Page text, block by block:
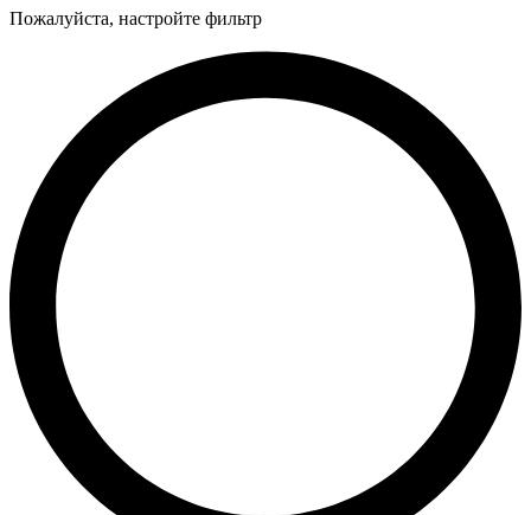
Пожалуйста, настройте фильтр